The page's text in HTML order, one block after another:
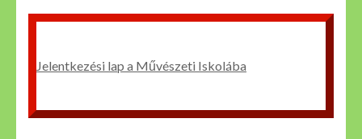
Jelentkezési lap a Művészeti Iskolába